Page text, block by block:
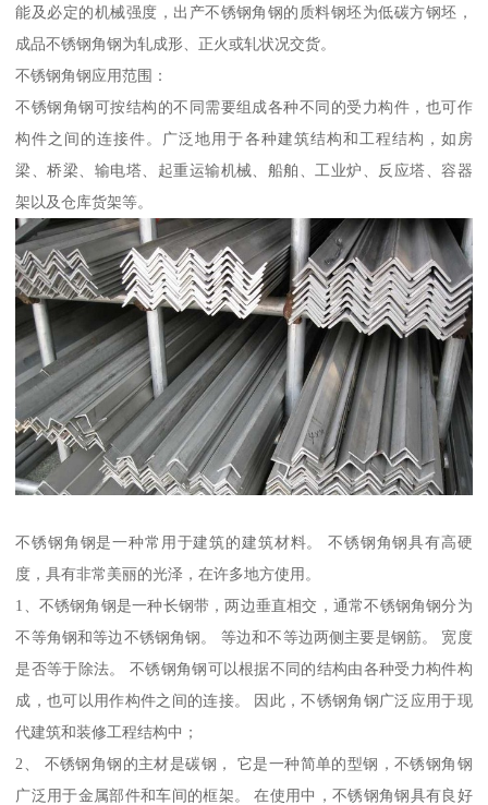
能及必定的机械强度，出产不锈钢角钢的质料钢坯为低碳方钢坯，
成品不锈钢角钢为轧成形、正火或轧状况交货。
不锈钢角钢应用范围：
不锈钢角钢可按结构的不同需要组成各种不同的受力构件，也可作
构件之间的连接件。广泛地用于各种建筑结构和工程结构，如房
梁、桥梁、输电塔、起重运输机械、船舶、工业炉、反应塔、容器
架以及仓库货架等。
不锈钢角钢是一种常用于建筑的建筑材料。 不锈钢角钢具有高硬
度，具有非常美丽的光泽，在许多地方使用。
1、不锈钢角钢是一种长钢带，两边垂直相交，通常不锈钢角钢分为
不等角钢和等边不锈钢角钢。 等边和不等边两侧主要是钢筋。 宽度
是否等于除法。 不锈钢角钢可以根据不同的结构由各种受力构件构
成，也可以用作构件之间的连接。 因此，不锈钢角钢广泛应用于现
代建筑和装修工程结构中；
2、 不锈钢角钢的主材是碳钢， 它是一种简单的型钢，不锈钢角钢
广泛用于金属部件和车间的框架。 在使用中，不锈钢角钢具有良好